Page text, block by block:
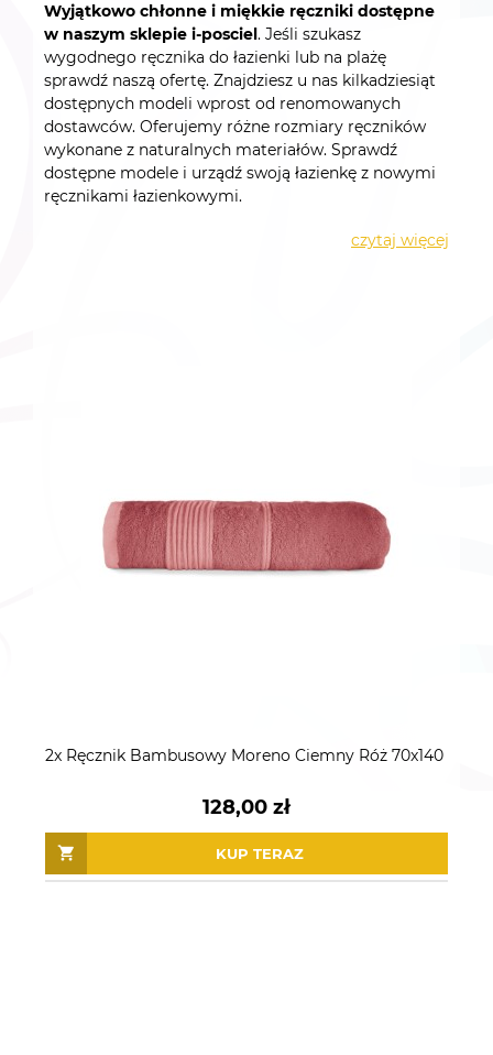
Wyjątkowo chłonne i miękkie ręczniki dostępne
w naszym sklepie i-posciel. Jeśli szukasz
wygodnego ręcznika do łazienki lub na plażę
sprawdź naszą ofertę. Znajdziesz u nas kilkadziesiąt
dostępnych modeli wprost od renomowanych
dostawców. Oferujemy różne rozmiary ręczników
wykonane z naturalnych materiałów. Sprawdź
dostępne modele i urządź swoją łazienkę z nowymi
ręcznikami łazienkowymi.
czytaj więcej
2x Ręcznik Bambusowy Moreno Ciemny Róż 70x140
128,00 zł
KUP TERAZ